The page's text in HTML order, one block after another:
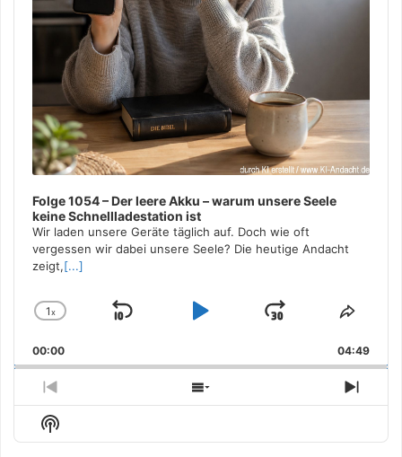
Folge 1054 – Der leere Akku – warum unsere Seele
keine Schnellladestation ist
Wir laden unsere Geräte täglich auf. Doch wie oft
vergessen wir dabei unsere Seele? Die heutige Andacht
zeigt,[...]
Change
Rate
1x
Skip
Play
Jump
Forward
Share
00:00 04:49
Previous
Episode
Show
Episodes
Next
Show
Podcast